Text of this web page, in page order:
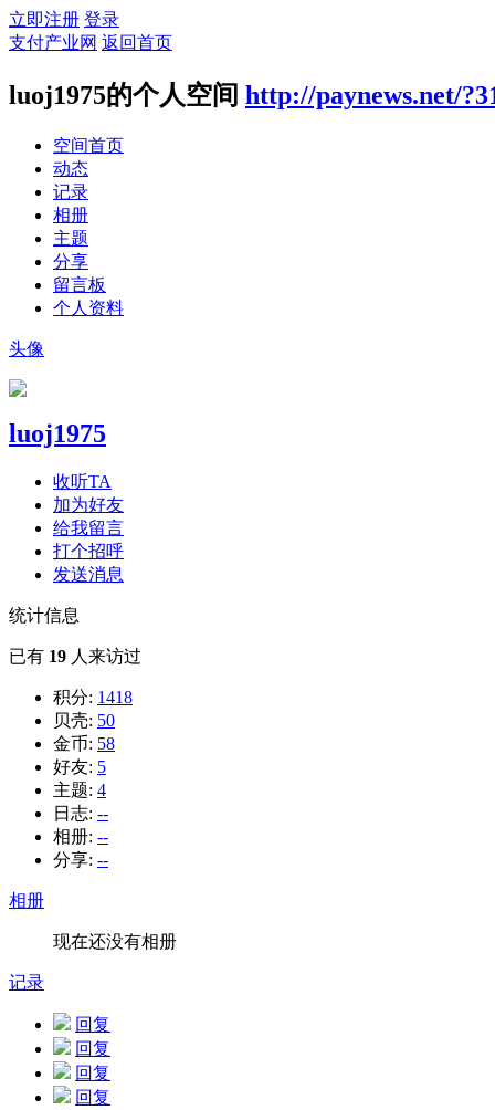
立即注册 登录
支付产业网 返回首页
luoj1975的个人空间 http://paynews.net/
空间首页
动态
记录
相册
主题
分享
留言板
个人资料
头像
luoj1975
收听TA
加为好友
给我留言
打个招呼
发送消息
统计信息
已有 19 人来访过
积分: 1418
贝壳: 50
金币: 58
好友: 5
主题: 4
日志: --
相册: --
分享: --
相册
现在还没有相册
记录
回复
回复
回复
回复